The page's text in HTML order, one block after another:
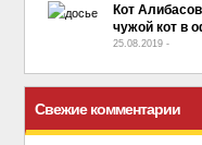
Кот
чужой кот в
25.08.2019 -
Свежие комментарии